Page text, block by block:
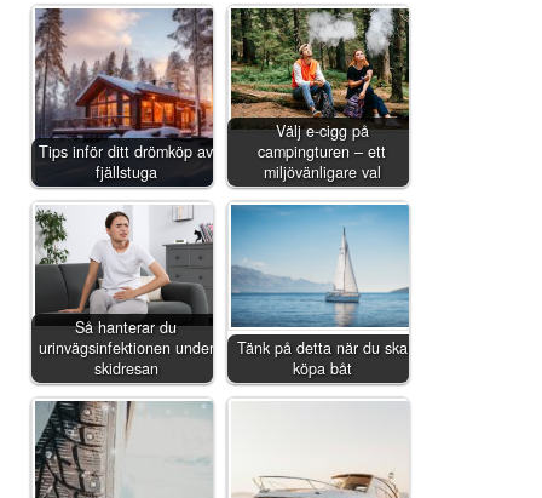
Tips inför ditt drömköp av
fjällstuga
Välj e-cigg på
campingturen – ett
miljövänligare val
Så hanterar du
urinvägsinfektionen under
skidresan
Tänk på detta när du ska
köpa båt